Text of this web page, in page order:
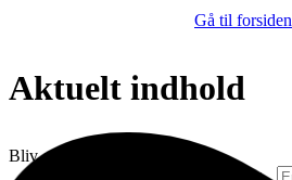
Gå til forsiden
Aktuelt indhold
Bliv opdateret